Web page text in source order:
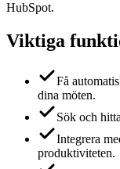
HubSpot.
Viktiga
Få
dina möten.
Sök och
Integrera
produktiviteten.